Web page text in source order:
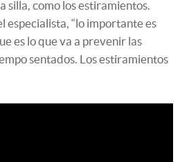
silla, como los estiramientos.
especialista, “lo importante es
es lo que va a prevenir las
sentados. Los estiramientos